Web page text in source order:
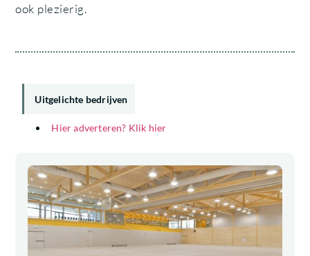
ook plezierig.
Uitgelichte bedrijven
Hier adverteren? Klik hier